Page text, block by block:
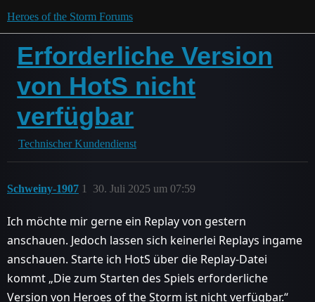
Heroes of the Storm Forums
Erforderliche Version
von HotS nicht
verfügbar
Technischer Kundendienst
Schweiny-1907 30. Juli 2025 um 07:59
1
Ich möchte mir gerne ein Replay von gestern
anschauen. Jedoch lassen sich keinerlei Replays ingame
anschauen. Starte ich HotS über die Replay-Datei
kommt „Die zum Starten des Spiels erforderliche
Version von Heroes of the Storm ist nicht verfügbar.“